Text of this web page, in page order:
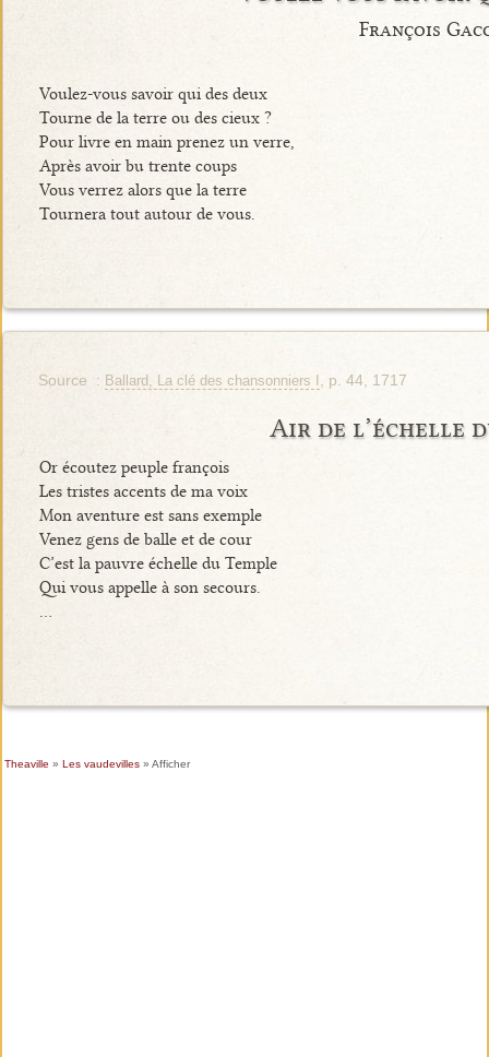
François
Voulez-vous savoir qui des deux
Tourne de la terre ou des cieux ?
Pour livre en main prenez un verre,
Après avoir bu trente coups
Vous verrez alors que la terre
Tournera tout autour de vous.
Source : Ballard, La clé des chansonniers I , p. 44, 1717
Air de l’échelle
Or écoutez peuple françois
Les tristes accents de ma voix
Mon aventure est sans exemple
Venez gens de balle et de cour
C’est la pauvre échelle du Temple
Qui vous appelle à son secours.
…
Theaville » Les vaudevilles» Afficher